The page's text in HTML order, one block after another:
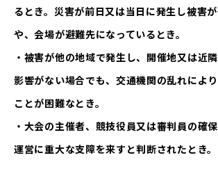
るとき。災害が前日又は当日に発生し被害
や、会場が避難先になっているとき。
・被害が他の地域で発生し、開催地又は近
影響がない場合でも、交通機関の乱れによ
ことが困難なとき。
・大会の主催者、競技役員又は審判員の確
運営に重大な支障を来すと判断されたとき。